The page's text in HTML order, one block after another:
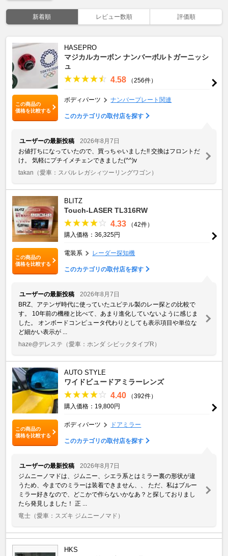
新着順 レビュー数順 評価順
この商品の
価格を比較する
HASEPRO
マジカルカーボン ナンバーボルトガーニッシ
ュ
4.58 （256件）
ボディパーツ ナンバープレート関連
このカテゴリの取付店を探す
ユーザーの最新投稿
2026年8月7日
お値打ちになっていたので、買っちゃいました!! 交換はフロントだ
け。 気軽にプチイメチェンできました(^^)v
takan （愛車：スバル レガシィツーリングワゴン）
この商品の
価格を比較する
BLITZ
Touch-LASER TL316RW
4.33
（42件）
購入価格：36,325円
電装系 レーダー探知機
このカテゴリの取付店を探す
ユーザーの最新投稿
2026年8月7日
BRZ、アテンザ時代に使っていたユピテル製のレー探との比較で
す。 10年前の機種と比べて、あまり進化していないように感じま
した。 オンボードコンピュータ代わりとしても表示項目や単位な
ど細かい表示が ...
haze@デレステ （愛車：ホンダ シビックタイプR）
この商品の
価格を比較する
AUTO STYLE
ワイドビュードアミラーレンズ
4.40
（392件）
購入価格：19,800円
ボディパーツ ドアミラー
このカテゴリの取付店を探す
ユーザーの最新投稿
2026年8月7日
ジムニーノマドは、ジムニー、シエラ系とはミラー裏の形状が違
うため、今までのミラーは装着できません、、 ただ、私はブルー
ミラー好きなので、どこかで作らないかなあ？と探しておりまし
たら発見しました！ 正 ...
竜士 （愛車：スズキ ジムニーノマド）
HKS